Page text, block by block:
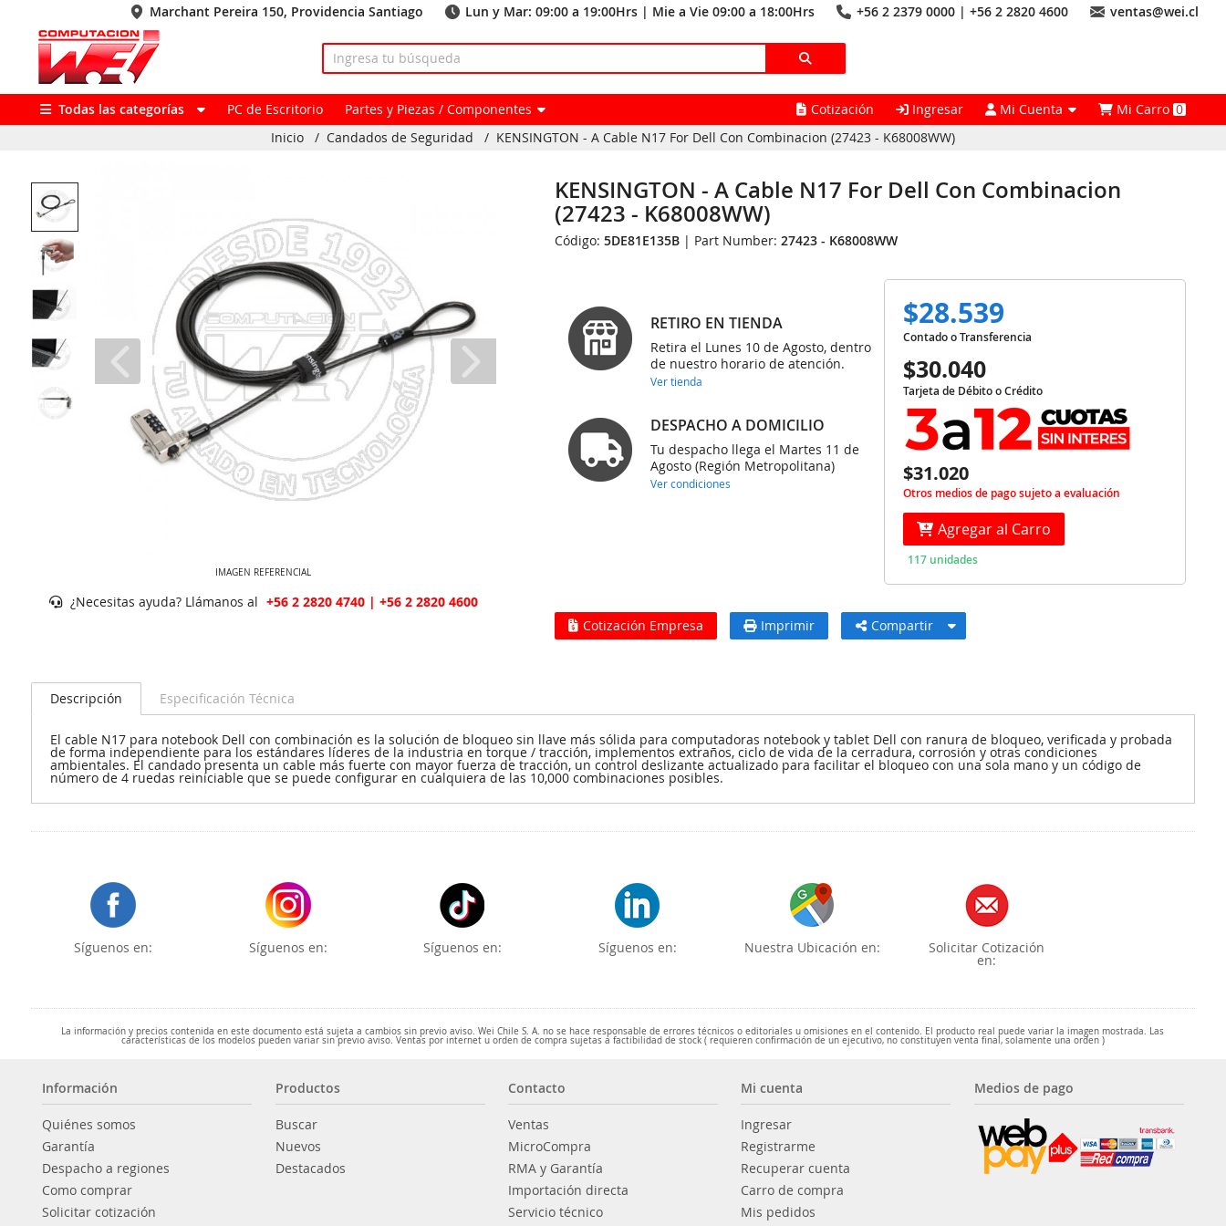
Marchant Pereira 150, Providencia Santiago Lun y Mar: 09:00 a 19:00Hrs | Mie a Vie 09:00 a 18:00Hrs +56 2 2379 0000 | +56 2 2820 4600 ventas@wei.cl
Todas las categorías PC de Escritorio Partes y Piezas / Componentes Cotización Ingresar Mi Cuenta Mi Carro0
Inicio
/ Candados de Seguridad / KENSINGTON - A Cable N17 For Dell Con Combinacion (27423 - K68008WW)
IMAGEN REFERENCIAL
¿Necesitas ayuda? Llámanos al +56 2 2820 4740 | +56 2 2820 4600
KENSINGTON - A Cable N17 For Dell Con Combinacion
(27423 - K68008WW)
Código:5DE81E135B | Part Number:27423 - K68008WW
RETIRO EN TIENDA
Retira el Lunes 10 de Agosto, dentro
de nuestro horario de atención.
Ver tienda
DESPACHO A DOMICILIO
Tu despacho llega el Martes 11 de
Agosto (Región Metropolitana)
Ver condiciones
$28.539
Contado o Transferencia
$30.040
Tarjeta de Débito o Crédito
$31.020
Otros medios de pago sujeto a evaluación
Agregar al Carro
117 unidades
Cotización Empresa Imprimir Compartir
Descripción Especificación Técnica
El cable N17 para notebook Dell con combinación es la solución de bloqueo sin llave más sólida para computadoras notebook y tablet Dell con ranura de bloqueo, verificada y probada
de forma independiente para los estándares líderes de la industria en torque / tracción, implementos extraños, ciclo de vida de la cerradura, corrosión y otras condiciones
ambientales. El candado presenta un cable más fuerte con mayor fuerza de tracción, un control deslizante actualizado para facilitar el bloqueo con una sola mano y un código de
número de 4 ruedas reiniciable que se puede configurar en cualquiera de las 10,000 combinaciones posibles.
Síguenos en: Síguenos en: Síguenos en: Síguenos en: Nuestra Ubicación en: Solicitar Cotización
en:
La información y precios contenida en este documento está sujeta a cambios sin previo aviso. Wei Chile S. A. no se hace responsable de errores técnicos o editoriales u omisiones en el contenido. El producto real puede variar la imagen mostrada. Las
características de los modelos pueden variar sin previo aviso. Ventas por internet u orden de compra sujetas a factibilidad de stock ( requieren confirmación de un ejecutivo, no constituyen venta final, solamente una orden )
Información
Quiénes somos
Garantía
Despacho a regiones
Como comprar
Solicitar cotización
Productos
Buscar
Nuevos
Destacados
Contacto
Ventas
MicroCompra
RMA y Garantía
Importación directa
Servicio técnico
Mi cuenta
Ingresar
Registrarme
Recuperar cuenta
Carro de compra
Mis pedidos
Medios de pago